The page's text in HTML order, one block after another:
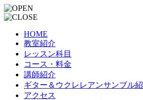
HOME
教室紹介
レッスン科目
コース・料金
講師紹介
ギター＆ウクレレアンサンブル
アクセス